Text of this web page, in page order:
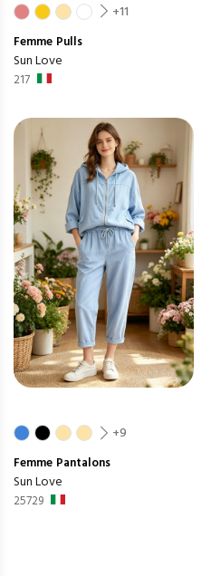
+11
Femme Pulls
Sun Love
217
+9
Femme Pantalons
Sun Love
25729